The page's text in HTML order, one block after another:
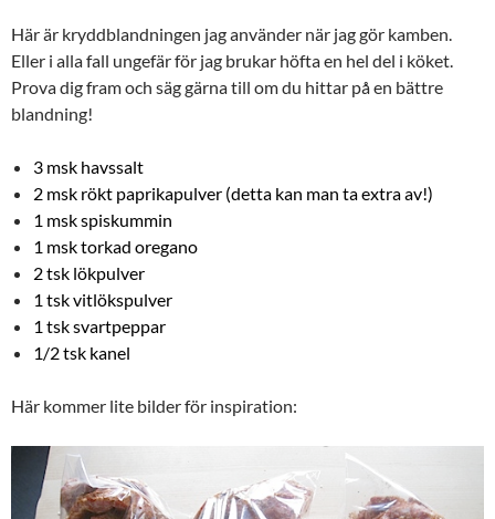
Här är kryddblandningen jag använder när jag gör kamben.
Eller i alla fall ungefär för jag brukar höfta en hel del i köket.
Prova dig fram och säg gärna till om du hittar på en bättre
blandning!
3 msk havssalt
2 msk rökt paprikapulver (detta kan man ta extra av!)
1 msk spiskummin
1 msk torkad oregano
2 tsk lökpulver
1 tsk vitlökspulver
1 tsk svartpeppar
1/2 tsk kanel
Här kommer lite bilder för inspiration: